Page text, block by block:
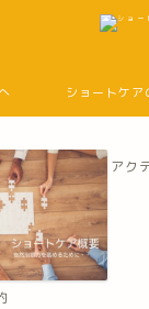
ショートケア
アク